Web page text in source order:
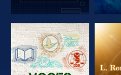
EXPLORA LAS
SERIES